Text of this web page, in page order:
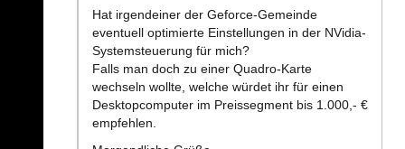
Hat irgendeiner der Geforce-Gemeinde
eventuell optimierte Einstellungen in der NVidia-
Systemsteuerung für mich?
Falls man doch zu einer Quadro-Karte
wechseln wollte, welche würdet ihr für einen
Desktopcomputer im Preissegment bis 1.000,- €
empfehlen.